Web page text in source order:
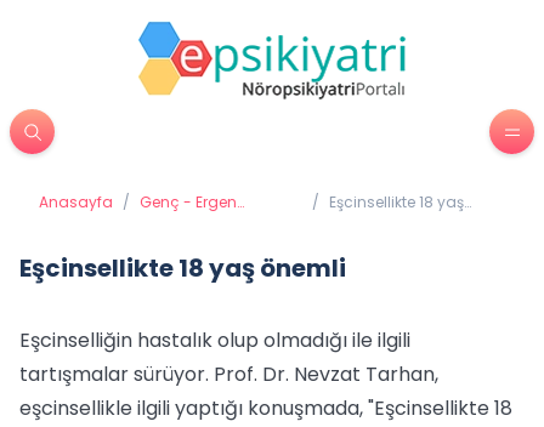
Anasayfa / Genç - Ergen
/ Eşcinsellikte 18 yaş
Eşcinsellikte 18 yaş önemli
Eşcinselliğin hastalık olup olmadığı ile ilgili
tartışmalar sürüyor. Prof. Dr. Nevzat Tarhan,
eşcinsellikle ilgili yaptığı konuşmada, "Eşcinsellikte 18